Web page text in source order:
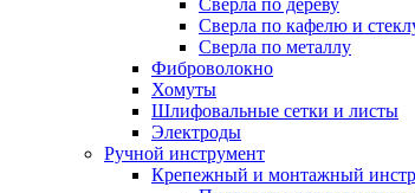
Сверла по дереву
Сверла по кафелю и
Сверла по металлу
Фиброволокно
Хомуты
Шлифовальные сетки и листы
Электроды
Ручной инструмент
Крепежный и монтажный